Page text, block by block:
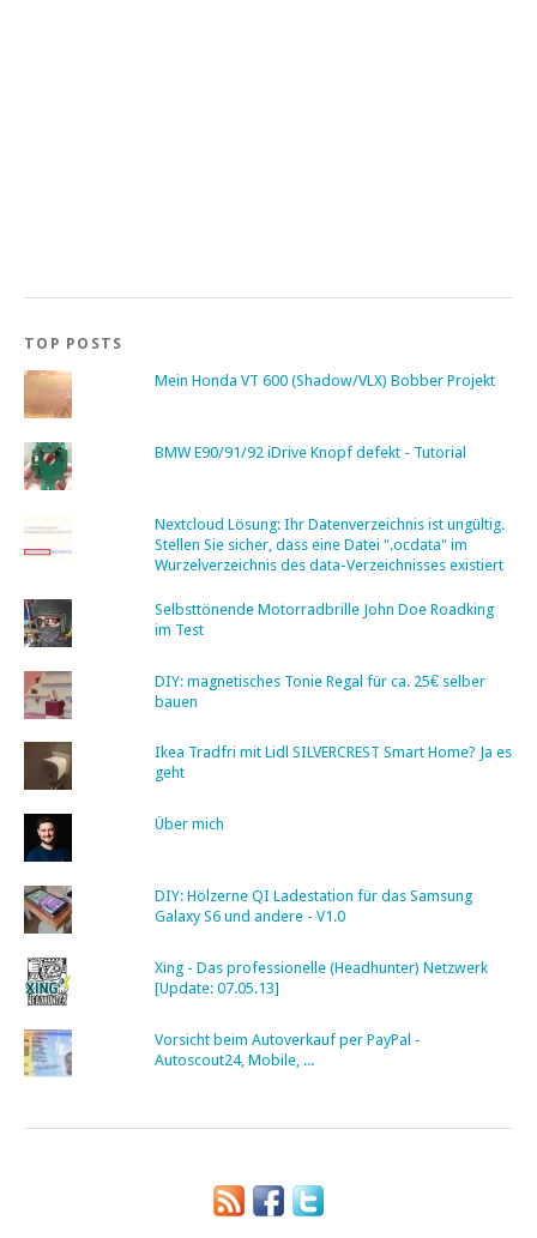
TOP POSTS
Mein Honda VT 600 (Shadow/VLX) Bobber Projekt
BMW E90/91/92 iDrive Knopf defekt - Tutorial
Nextcloud Lösung: Ihr Datenverzeichnis ist ungültig.
Stellen Sie sicher, dass eine Datei ".ocdata" im
Wurzelverzeichnis des data-Verzeichnisses existiert
Selbsttönende Motorradbrille John Doe Roadking
im Test
DIY: magnetisches Tonie Regal für ca. 25€ selber
bauen
Ikea Tradfri mit Lidl SILVERCREST Smart Home? Ja es
geht
Über mich
DIY: Hölzerne QI Ladestation für das Samsung
Galaxy S6 und andere - V1.0
Xing - Das professionelle (Headhunter) Netzwerk
[Update: 07.05.13]
Vorsicht beim Autoverkauf per PayPal -
Autoscout24, Mobile, ...